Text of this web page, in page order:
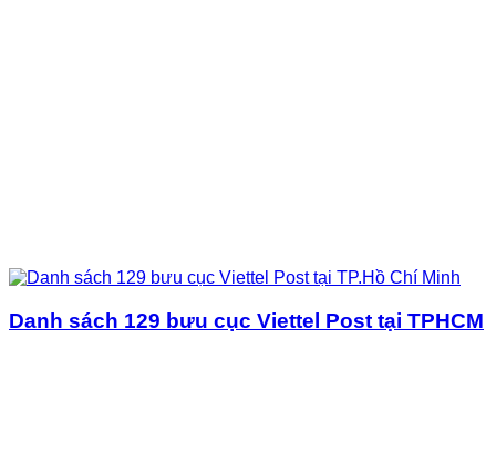
Danh sách 129 bưu cục Viettel Post tại TPHCM